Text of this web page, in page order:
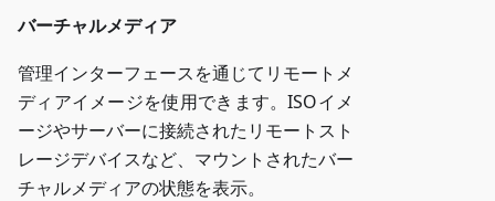
バーチャルメディア
管理インターフェースを通じてリモートメ
ディアイメージを使用できます。ISOイメ
ージやサーバーに接続されたリモートスト
レージデバイスなど、マウントされたバー
チャルメディアの状態を表示。